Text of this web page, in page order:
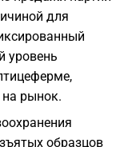
для
уровень
на рынок.
образцов